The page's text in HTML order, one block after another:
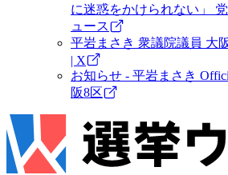
に迷惑をかけられない」
ュース
平岩まさき 衆議院議員 大
| X
お知らせ - 平岩まさき
阪8区